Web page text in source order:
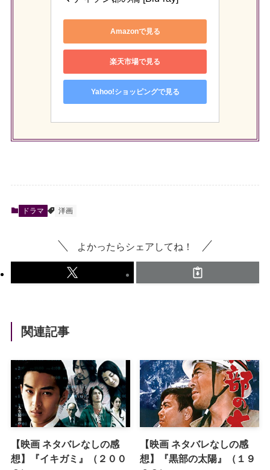
Amazonで見る
楽天市場で見る
Yahoo!ショッピングで見る
ドラマ 洋画
よかったらシェアしてね！
関連記事
【映画 ネタバレなしの感
想】『イキガミ』（２００
【映画 ネタバレなしの感
想】『黒部の太陽』（１９